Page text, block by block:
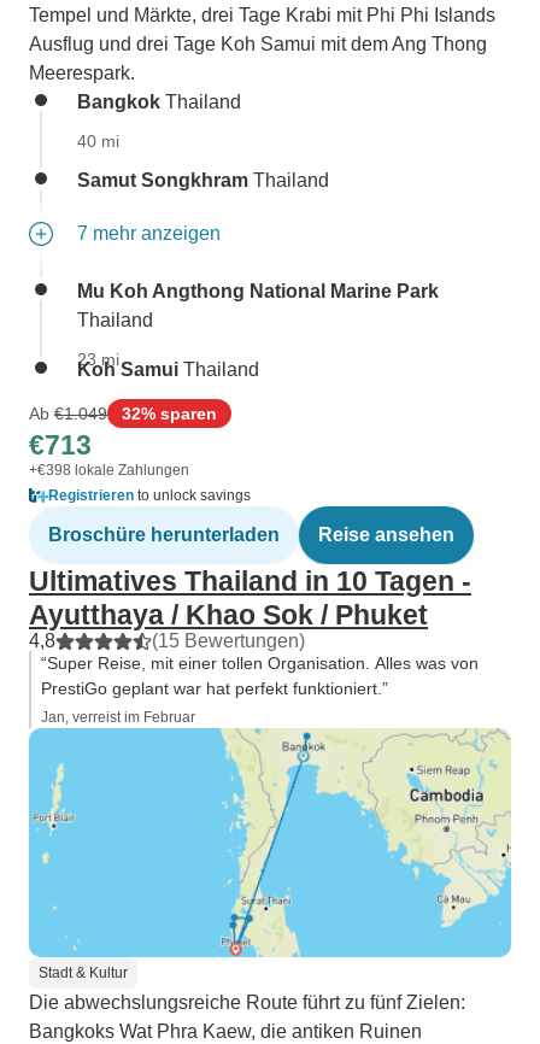
Tempel und Märkte, drei Tage Krabi mit Phi Phi Islands
Ausflug und drei Tage Koh Samui mit dem Ang Thong
Meerespark.
Bangkok Thailand
40 mi
Samut Songkhram Thailand
7 mehr anzeigen
Mu Koh Angthong National Marine Park
Thailand
23 mi
Koh Samui Thailand
Ab €1.049 32% sparen
€713
+€398 lokale Zahlungen
Registrieren to unlock savings
Broschüre herunterladen Reise ansehen
Ultimatives Thailand in 10 Tagen -
Ayutthaya / Khao Sok / Phuket
4,8 (15 Bewertungen)
“Super Reise, mit einer tollen Organisation. Alles was von
PrestiGo geplant war hat perfekt funktioniert.”
Jan, verreist im Februar
Stadt & Kultur
Die abwechslungsreiche Route führt zu fünf Zielen:
Bangkoks Wat Phra Kaew, die antiken Ruinen